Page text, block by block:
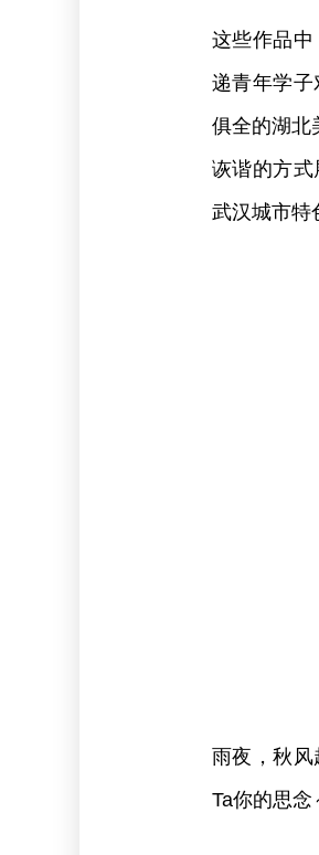
这些作品
递青年学
俱全的湖北
诙谐的方
武汉城市特
雨夜，秋
Ta你的思念